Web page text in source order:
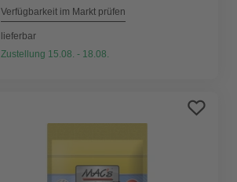
Verfügbarkeit im Markt prüfen
lieferbar
Zustellung 15.08. - 18.08.